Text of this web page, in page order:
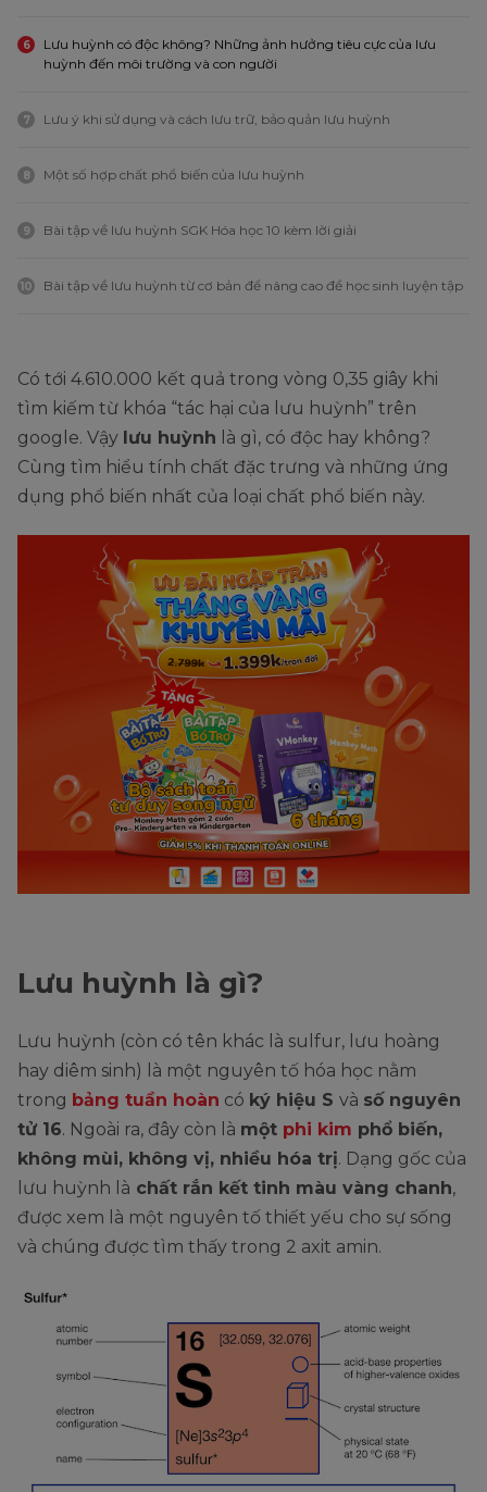
6
Lưu huỳnh có độc không? Những ảnh hưởng tiêu cực của lưu
huỳnh đến môi trường và con người
7 Lưu ý khi sử dụng và cách lưu trữ, bảo quản lưu huỳnh
8 Một số hợp chất phổ biến của lưu huỳnh
9 Bài tập về lưu huỳnh SGK Hóa học 10 kèm lời giải
10 Bài tập về lưu huỳnh từ cơ bản để nâng cao để học sinh luyện tập
Có tới 4.610.000 kết quả trong vòng 0,35 giây khi
tìm kiếm từ khóa “tác hại của lưu huỳnh” trên
google. Vậy lưu huỳnh là gì, có độc hay không?
Cùng tìm hiểu tính chất đặc trưng và những ứng
dụng phổ biến nhất của loại chất phổ biến này.
Lưu huỳnh là gì?
Lưu huỳnh (còn có tên khác là sulfur, lưu hoàng
hay diêm sinh) là một nguyên tố hóa học nằm
trong bảng tuần hoàn có ký hiệu S và số nguyên
tử 16. Ngoài ra, đây còn là một phi kim phổ biến,
không mùi, không vị, nhiều hóa trị. Dạng gốc của
lưu huỳnh là chất rắn kết tinh màu vàng chanh,
được xem là một nguyên tố thiết yếu cho sự sống
và chúng được tìm thấy trong 2 axit amin.